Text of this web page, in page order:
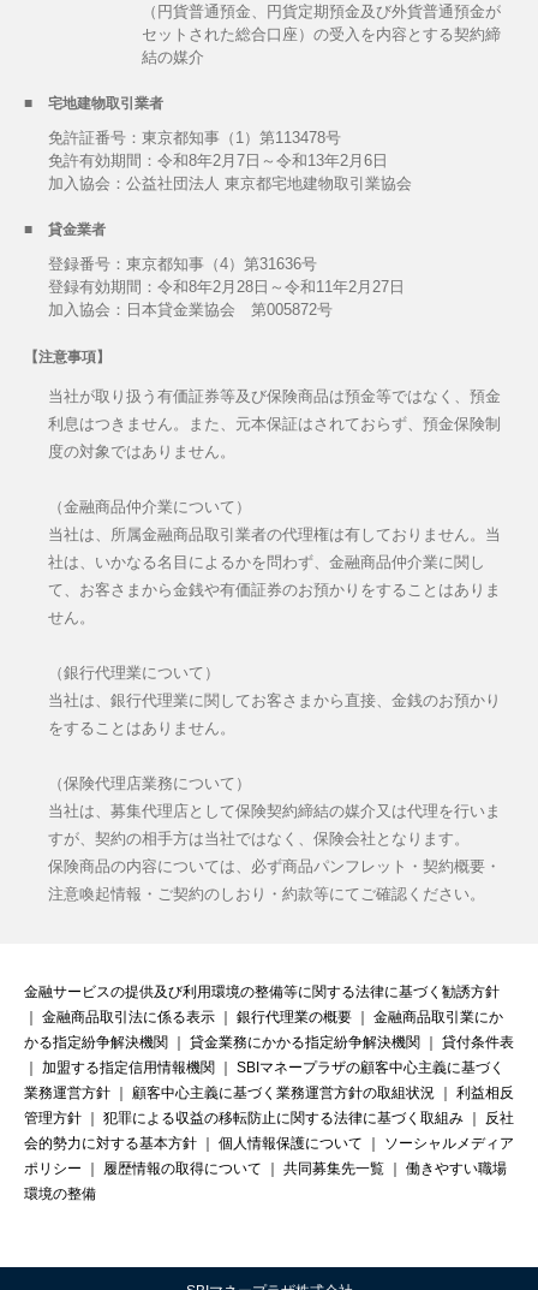
（円貨普通預金、円貨定期預金及び外貨普通預金が
セットされた総合口座）の受入を内容とする契約締
結の媒介
宅地建物取引業者
免許証番号：東京都知事（1）第113478号
免許有効期間：令和8年2月7日～令和13年2月6日
加入協会：公益社団法人 東京都宅地建物取引業協会
貸金業者
登録番号：東京都知事（4）第31636号
登録有効期間：令和8年2月28日～令和11年2月27日
加入協会：日本貸金業協会 第005872号
【注意事項】
当社が取り扱う有価証券等及び保険商品は預金等ではなく、預金
利息はつきません。また、元本保証はされておらず、預金保険制
度の対象ではありません。
（金融商品仲介業について）
当社は、所属金融商品取引業者の代理権は有しておりません。当
社は、いかなる名目によるかを問わず、金融商品仲介業に関し
て、お客さまから金銭や有価証券のお預かりをすることはありま
せん。
（銀行代理業について）
当社は、銀行代理業に関してお客さまから直接、金銭のお預かり
をすることはありません。
（保険代理店業務について）
当社は、募集代理店として保険契約締結の媒介又は代理を行いま
すが、契約の相手方は当社ではなく、保険会社となります。
保険商品の内容については、必ず商品パンフレット・契約概要・
注意喚起情報・ご契約のしおり・約款等にてご確認ください。
金融サービスの提供及び利用環境の整備等に関する法律に基づく勧誘方針
金融商品取引法に係る表示 銀行代理業の概要
金融商品取引業にか
かる指定紛争解決機関
貸金業務にかかる指定紛争解決機関
貸付条件表
加盟する指定信用情報機関
SBIマネープラザの顧客中心主義に基づく
業務運営方針
顧客中心主義に基づく業務運営方針の取組状況
利益相反
管理方針
犯罪による収益の移転防止に関する法律に基づく取組み
反社
会的勢力に対する基本方針
個人情報保護について
ソーシャルメディア
ポリシー
履歴情報の取得について 共同募集先一覧
働きやすい職場
環境の整備